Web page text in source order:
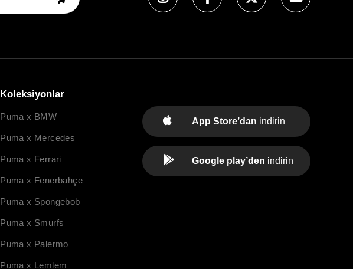
Koleksiyonlar
Puma x BMW
Puma x Mercedes
Puma x Ferrari
Puma x Fenerbahçe
Puma x Spongebob
Puma x Smurfs
Puma x Palermo
Puma x Lemlem
App Store’dan indirin
Google play’den indirin